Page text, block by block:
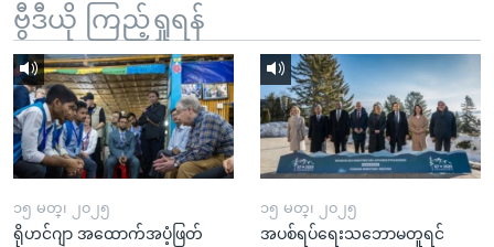
ဗွီဒီယို ကြည့်ရှုရန်
၁၅ မတ္၊ ၂၀၂၅
ရိုဟင်ဂျာ အထောက်အပံ့ဖြတ်
၁၅ မတ္၊ ၂၀၂၅
အပစ်ရပ်ရေးသဘောမတူရင်